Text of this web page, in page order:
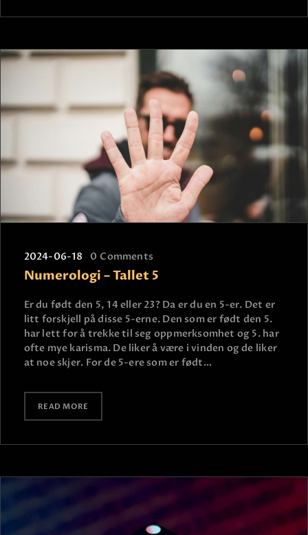
2024-06-18 0 Comments
Numerologi – Tallet 5
Er du født den 5, 14 eller 23? Da er du en 5-er. Det er
litt forskjell på disse 5-erne. Den som er født den 5.
har lett for å trekke til seg oppmerksomhet og 5. har
ofte mye karisma. De liker å være i vinden og de liker
at noe skjer. For de 5-ere som er født…
READ MORE